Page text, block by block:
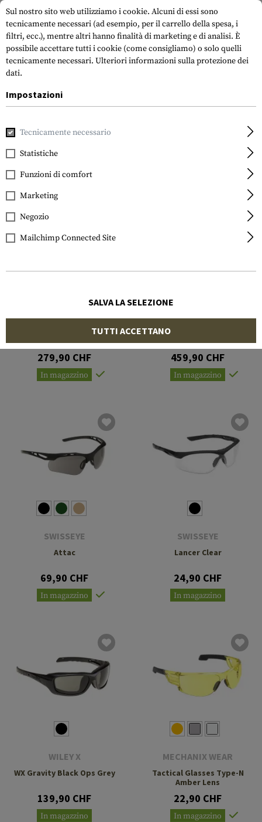
WILEY X
WX Detection Clear /
Yellow / Orange / Purple /
Copper
279,90 CHF
In magazzino
OAKLEY
SI Ballistic M Frame Alpha
Operator Kit EN
459,90 CHF
In magazzino
SWISSEYE
Attac
69,90 CHF
In magazzino
SWISSEYE
Lancer Clear
24,90 CHF
In magazzino
WILEY X
WX Gravity Black Ops Grey
139,90 CHF
In magazzino
MECHANIX WEAR
Tactical Glasses Type-N
Amber Lens
22,90 CHF
In magazzino
Sul nostro sito web utilizziamo i cookie. Alcuni di essi sono
tecnicamente necessari (ad esempio, per il carrello della spesa, i
filtri, ecc.), mentre altri hanno finalità di marketing e di analisi. È
possibile accettare tutti i cookie (come consigliamo) o solo quelli
tecnicamente necessari. Ulteriori informazioni sulla protezione dei
dati.
Impostazioni
Tecnicamente necessario
Statistiche
Funzioni di comfort
Marketing
Negozio
Mailchimp Connected Site
SALVA LA SELEZIONE
TUTTI ACCETTANO